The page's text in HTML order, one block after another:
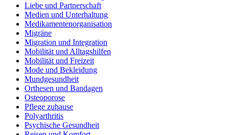
Liebe und Partnerschaft
Medien und Unterhaltung
Medikamentenorganisation
Migräne
Migration und Integration
Mobilität und Alltagshilfen
Mobilität und Freizeit
Mode und Bekleidung
Mundgesundheit
Orthesen und Bandagen
Osteoporose
Pflege zuhause
Polyarthritis
Psychische Gesundheit